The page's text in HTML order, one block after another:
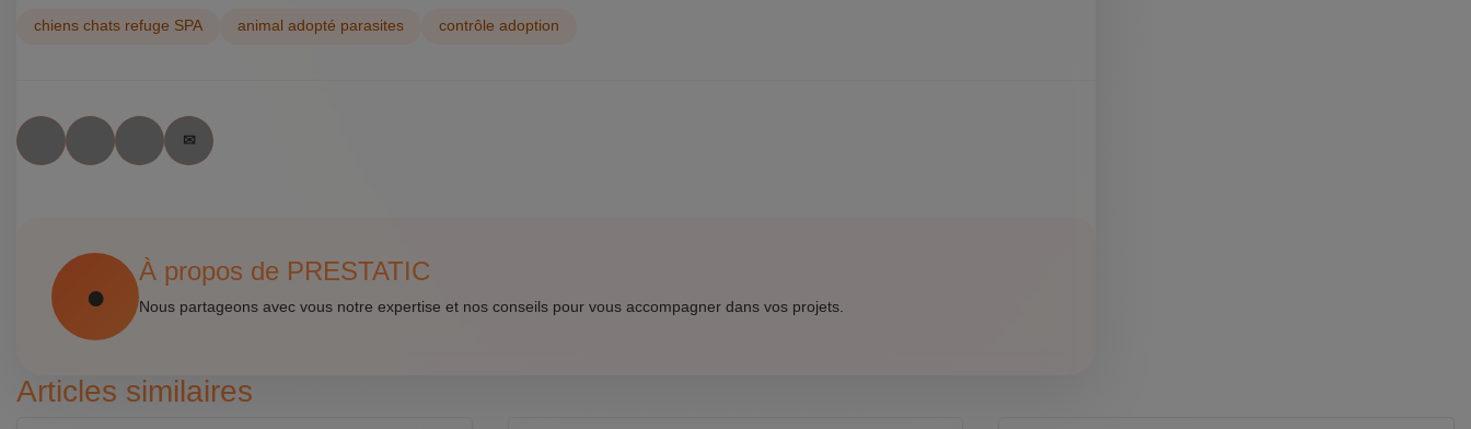
chiens chats refuge SPA animal adopté parasites contrôle adoption
À propos de PRESTATIC
Nous partageons avec vous notre expertise et nos conseils pour vous accompagner dans vos projets.
Articles similaires